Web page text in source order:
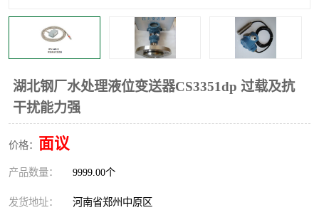
湖北钢厂水处理液位变送器CS3351dp 过载及抗
干扰能力强
价格： 面议
产品数量： 9999.00个
发货地址： 河南省郑州中原区